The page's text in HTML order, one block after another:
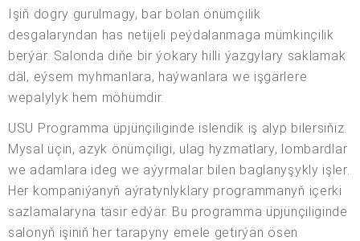
Işiň dogry gurulmagy, bar bolan önümçilik
desgalaryndan has netijeli peýdalanmaga mümkinçilik
berýär. Salonda diňe bir ýokary hilli ýazgylary saklamak
däl, eýsem myhmanlara, haýwanlara we işgärlere
wepalylyk hem möhümdir.
USU Programma üpjünçiliginde islendik iş alyp bilersiňiz.
Mysal üçin, azyk önümçiligi, ulag hyzmatlary, lombardlar
we adamlara ideg we aýyrmalar bilen baglanyşykly işler.
Her kompaniýanyň aýratynlyklary programmanyň içerki
sazlamalaryna täsir edýär. Bu programma üpjünçiliginde
salonyň işiniň her tarapyny emele getirýän ösen